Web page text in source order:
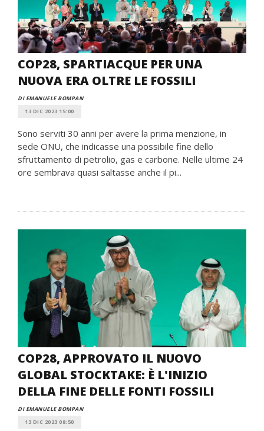
COP28, SPARTIACQUE PER UNA
NUOVA ERA OLTRE LE FOSSILI
DI EMANUELE BOMPAN
13 DIC 2023 15:00
Sono serviti 30 anni per avere la prima menzione, in
sede ONU, che indicasse una possibile fine dello
sfruttamento di petrolio, gas e carbone. Nelle ultime 24
ore sembrava quasi saltasse anche il pi...
COP28, APPROVATO IL NUOVO
GLOBAL STOCKTAKE: È L'INIZIO
DELLA FINE DELLE FONTI FOSSILI
DI EMANUELE BOMPAN
13 DIC 2023 08:50